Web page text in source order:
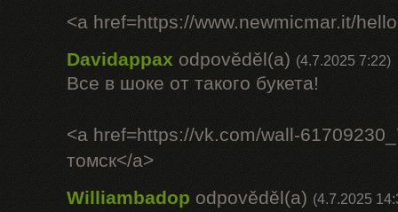
<a href=https://www.newmicmar.it/
Davidappax odpověděl(a) (4.7.2025 7:22)
Все в шоке от такого букета!
<a href=https://vk.com/wall-
томск</a>
Williambadop odpověděl(a) (4.7.2025